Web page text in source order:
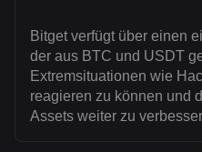
Bitget verfügt über einen
der aus BTC und USDT
Extremsituationen wie
reagieren zu können und
Assets weiter zu